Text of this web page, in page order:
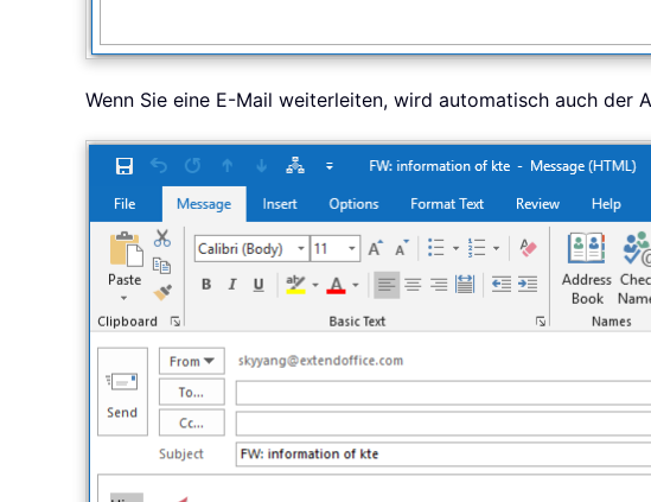
Wenn Sie eine E-Mail weiterleiten, wird automatisch auch der